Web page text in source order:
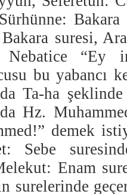
suresi,
Nebatice “Ey
bu yabancı
Ta-ha
Hz.
demek
Sebe
Enam
surelerinde